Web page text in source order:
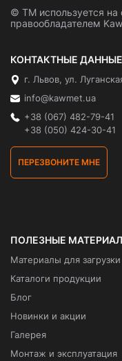
© ТМ используется на
правообладателем
КОНТАКТНЫЕ ДАННЫЕ
г. Львов, ул.
info@kawmet.ua
+38 (067) 482-79-41
+38 (050) 424-30-41
ПЕРЕЗВОНИТЕ МНЕ
ПОЛЕЗНЫЕ
Материалы для загрузки
Каталоги продукции
Блог
Новинки и акции
Галерея
Монтаж и эксплуатация